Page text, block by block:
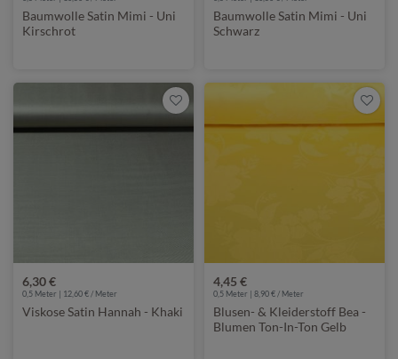
Baumwolle Satin Mimi - Uni
Kirschrot
Baumwolle Satin Mimi - Uni
Schwarz
6,30 €
0,5 Meter | 12,60 € / Meter
Viskose Satin Hannah - Khaki
4,45 €
0,5 Meter | 8,90 € / Meter
Blusen- & Kleiderstoff Bea -
Blumen Ton-In-Ton Gelb